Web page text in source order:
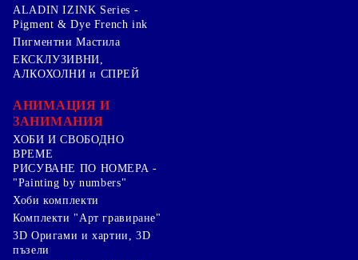
ALADIN IZINK Series -
Pigment & Dye French ink
Пигментни Мастила
ЕКСКЛУЗИВНИ,
АЛКОХОЛНИ и СПРЕЙ
АНИМАЦИЯ И
ЗАНИМАНИЯ
ХОБИ И СВОБОДНО
ВРЕМЕ
РИСУВАНЕ ПО НОМЕРА -
"Painting by numbers"
Хоби комплекти
Комплекти "Арт гравиране"
3D Оригами и хартии, 3D
пъзели